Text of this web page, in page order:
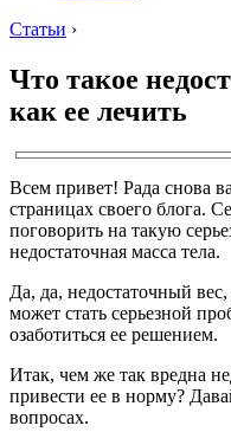
Статьи ›
Что такое
как ее лечить
Всем привет! Рада снова
страницах своего блога.
поговорить на такую
недостаточная масса тела.
Да, да, недостаточный
может стать серьезной
озаботиться ее решением.
Итак, чем же так вредна
привести ее в норму?
вопросах.